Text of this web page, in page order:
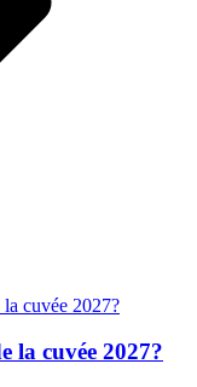
la cuvée 2027?